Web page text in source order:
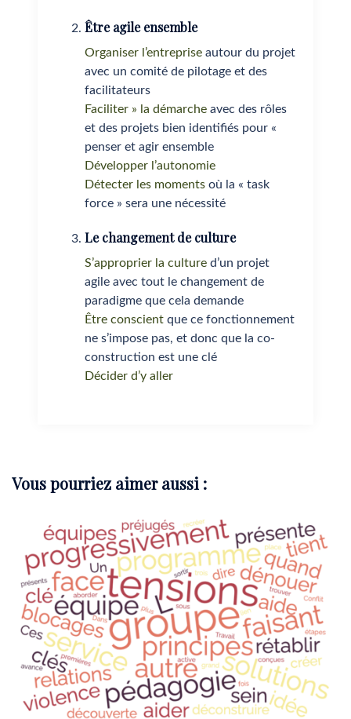
Être agile ensemble
Organiser l’entreprise autour du projet
avec un comité de pilotage et des
facilitateurs
Faciliter » la démarche avec des rôles
et des projets bien identifiés pour «
penser et agir ensemble
Développer l’autonomie
Détecter les moments où la « task
force » sera une nécessité
Le changement de culture
S’approprier la culture d’un projet
agile avec tout le changement de
paradigme que cela demande
Être conscient que ce fonctionnement
ne s’impose pas, et donc que la co-
construction est une clé
Décider d’y aller
Vous pourriez aimer aussi :